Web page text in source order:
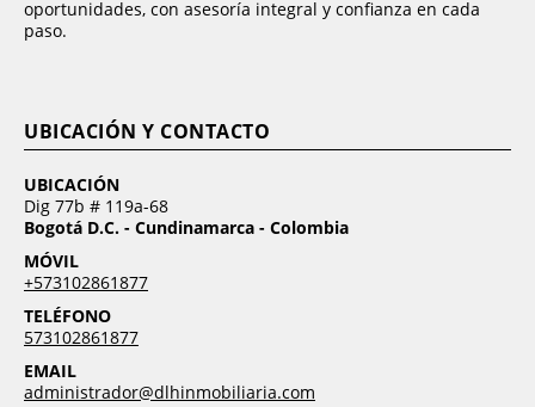
oportunidades, con asesoría integral y confianza en cada
paso.
UBICACIÓN Y CONTACTO
UBICACIÓN
Dig 77b # 119a-68
Bogotá D.C. - Cundinamarca - Colombia
MÓVIL
+573102861877
TELÉFONO
573102861877
EMAIL
administrador@dlhinmobiliaria.com